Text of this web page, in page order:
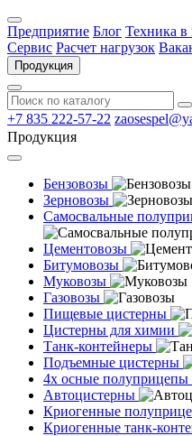
Предприятие Блог Техника в
Сервис Расчет нагрузок
Продукция
+7 835 222-57-22
Продукция
Бензовозы
Зерновозы
Самосвальные
Цементовозы
Битумовозы
Муковозы
Газовозы
Пищевые цистерны
Цистерны для химии
Танк-контейнеры
Подъемные цистерны
4х осные полуприцепы
Автоцистерны
Криогенные
Криогенные танк-